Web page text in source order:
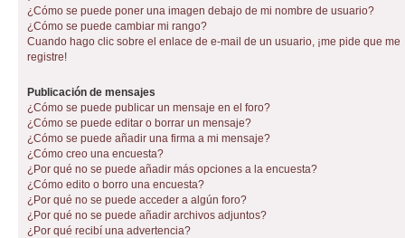
¿Cómo se puede poner una imagen debajo de mi nombre de usuario?
¿Cómo se puede cambiar mi rango?
Cuando hago clic sobre el enlace de e-mail de un usuario, ¡me pide que me
registre!
Publicación de mensajes
¿Cómo se puede publicar un mensaje en el foro?
¿Cómo se puede editar o borrar un mensaje?
¿Cómo se puede añadir una firma a mi mensaje?
¿Cómo creo una encuesta?
¿Por qué no se puede añadir más opciones a la encuesta?
¿Cómo edito o borro una encuesta?
¿Por qué no se puede acceder a algún foro?
¿Por qué no se puede añadir archivos adjuntos?
¿Por qué recibí una advertencia?